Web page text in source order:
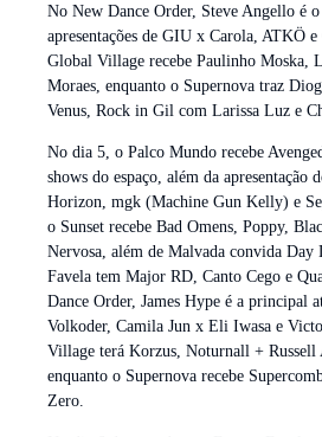
No New Dance Order, Steve Angello é
apresentações de GIU x Carola, ATKÖ e
Global Village recebe Paulinho Moska,
Moraes, enquanto o Supernova traz
Venus, Rock in Gil com Larissa Luz e
No dia 5, o Palco Mundo recebe
shows do espaço, além da apresentação
Horizon, mgk (Machine Gun Kelly) e
o Sunset recebe Bad Omens, Poppy,
Nervosa, além de Malvada convida Day
Favela tem Major RD, Canto Cego e
Dance Order, James Hype é a principal
Volkoder, Camila Jun x Eli Iwasa e
Village terá Korzus, Noturnall + Russell
enquanto o Supernova recebe
Zero.